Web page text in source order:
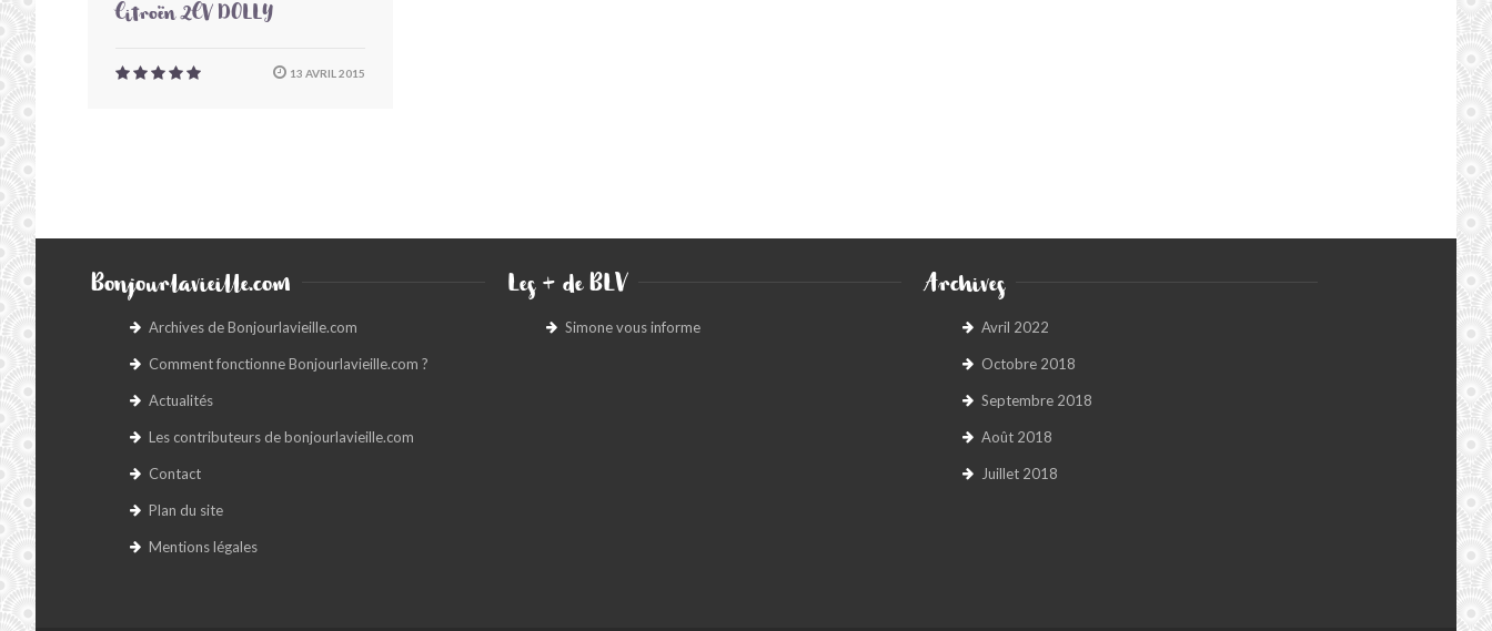
Citroën 2CV DOLLY
13 AVRIL 2015
Bonjourlavieille.com
Archives de Bonjourlavieille.com
Comment fonctionne Bonjourlavieille.com ?
Actualités
Les contributeurs de bonjourlavieille.com
Contact
Plan du site
Mentions légales
Les + de BLV
Simone vous informe
Archives
Avril 2022
Octobre 2018
Septembre 2018
Août 2018
Juillet 2018